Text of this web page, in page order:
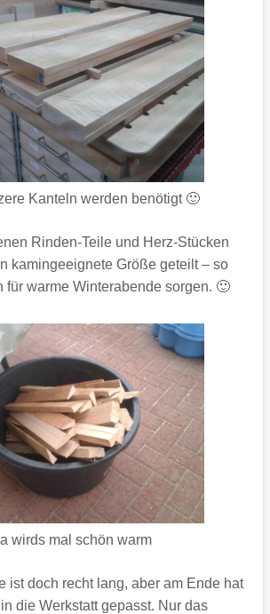
Kanteln werden benötigt 🙂
Rinden-Teile und Herz-Stücken
kamingeeignete Größe geteilt – so
für warme Winterabende sorgen. 🙂
wirds mal schön warm
ist doch recht lang, aber am Ende hat
die Werkstatt gepasst. Nur das